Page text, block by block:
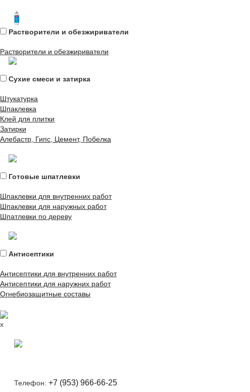
Растворители и обезжириватели
Растворители и обезжириватели
Сухие смеси и затирка
Штукатурка
Шпаклевка
Клей для плитки
Затирки
Алебастр, Гипс, Цемент, Побелка
Готовые шпатлевки
Шпаклевки для внутренних работ
Шпаклевки для наружных работ
Шпатлевки по дереву
Антисептики
Антисептики для внутренних работ
Антисептики для наружних работ
Огнебиозащитные составы
x
Телефон: +7 (953) 966-66-25